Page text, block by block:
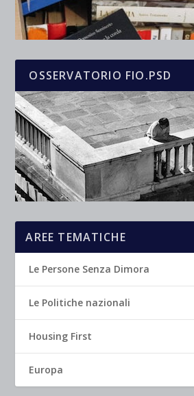
OSSERVATORIO FIO.PSD
AREE TEMATICHE
Le Persone Senza Dimora
Le Politiche nazionali
Housing First
Europa